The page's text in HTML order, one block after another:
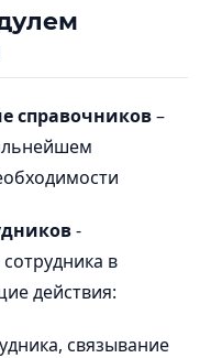
справочников–
-
в
действия:
связывание